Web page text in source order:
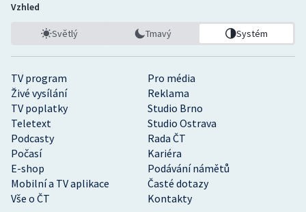
TV program
Pro média
Živé vysílání
Reklama
TV poplatky
Studio Brno
Teletext
Studio Ostrava
Podcasty
Rada ČT
Počasí
Kariéra
E-shop
Podávání námětů
Mobilní a TV aplikace
Časté dotazy
Vše o ČT
Kontakty
Vzhled
Světlý Tmavý Systém